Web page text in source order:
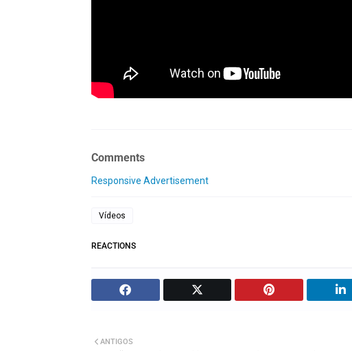
Comments
Responsive Advertisement
Vídeos
REACTIONS
ANTIGOS